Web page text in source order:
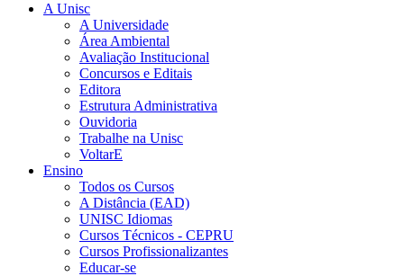
A Unisc
A Universidade
Área Ambiental
Avaliação Institucional
Concursos e Editais
Editora
Estrutura Administrativa
Ouvidoria
Trabalhe na Unisc
VoltarE
Ensino
Todos os Cursos
A Distância (EAD)
UNISC Idiomas
Cursos Técnicos - CEPRU
Cursos Profissionalizantes
Educar-se